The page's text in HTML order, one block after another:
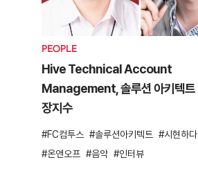
PEOPLE
Hive Technical Account
Management, 솔루션 아키텍트
장지수
FC컴투스 솔루션아키텍트
시현하다
온앤오프
음악 인터뷰